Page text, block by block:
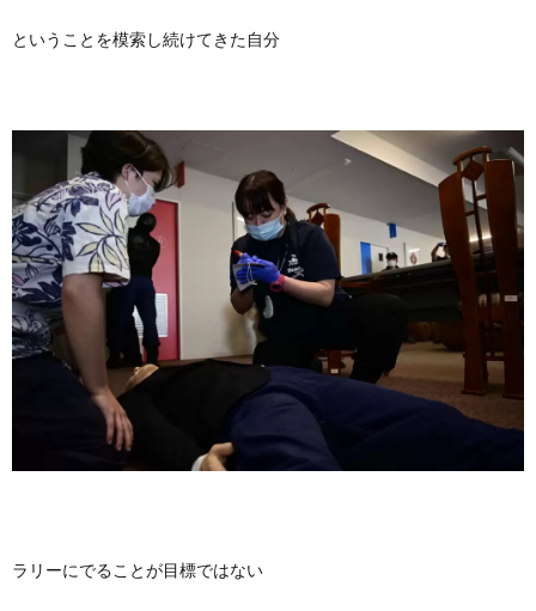
ということを模索し続けてきた自分
ラリーにでることが目標ではない